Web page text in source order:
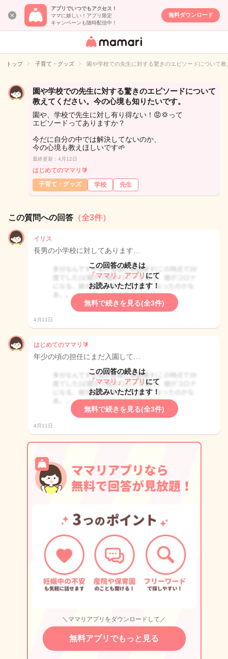
アプリでいつでもアクセス！
ママに嬉しい！アプリ限定
キャンペーンも随時配信中！
無料ダウンロード
女性専用匿名QA
イト
トップ 子育て・グッズ 園や学校での先生に対する驚きのエピソードについて
園や学校での先生に対する驚きのエピソードについて
教えてください。今の心境も知りたいです。
園や、学校で先生に対し有り得ない！😡💢って
エピソードってありますか？
今だに自分の中では解決してないのか、
今の心境も教えほしいです🌱
最終更新：4月12日
はじめてのママリ🔰
子育て・グッズ
学校 先生
この質問への回答 （全3件）
イリス
長男の小学校に対してあります…
この回答の続きは
「ママリ」アプリ にて
お読みいただけます！
無料で続きを見る(全3件)
4月11日
はじめてのママリ🔰
年少の頃の担任にまだ入園して…
この回答の続きは
「ママリ」アプリ にて
お読みいただけます！
無料で続きを見る(全3件)
4月11日
＼ママリアプリをダウンロードして／
無料アプリでもっと見る